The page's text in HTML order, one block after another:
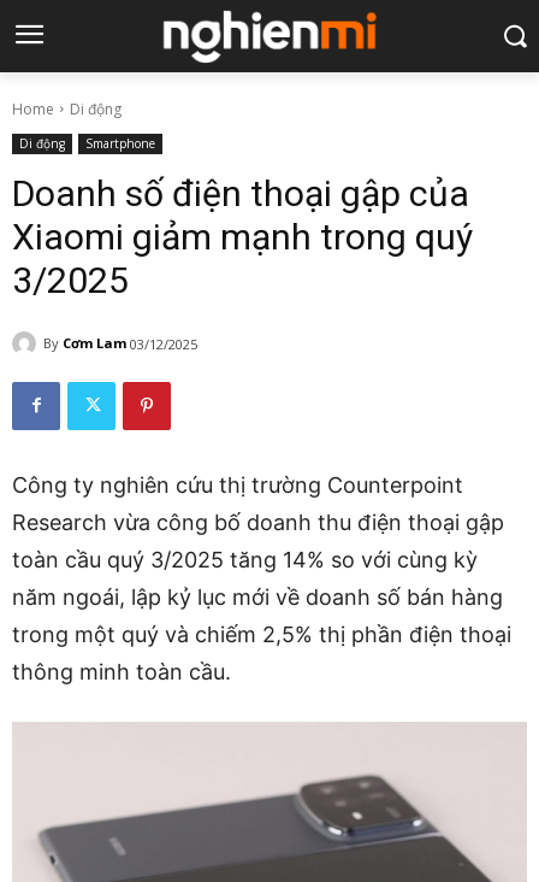
Home Di động
Di động Smartphone
Doanh số điện thoại gập của
Xiaomi giảm mạnh trong quý
3/2025
By Cơm Lam 03/12/2025
Công ty nghiên cứu thị trường Counterpoint
Research vừa công bố doanh thu điện thoại gập
toàn cầu quý 3/2025 tăng 14% so với cùng kỳ
năm ngoái, lập kỷ lục mới về doanh số bán hàng
trong một quý và chiếm 2,5% thị phần điện thoại
thông minh toàn cầu.